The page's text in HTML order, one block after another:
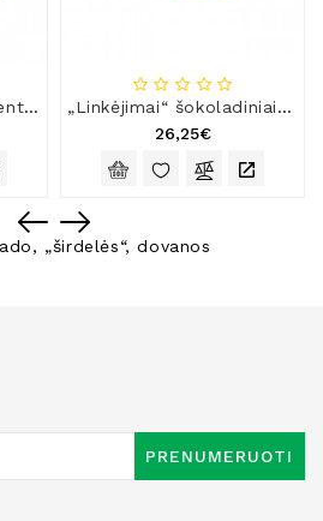
„Gurman‘s“ mano Valentinui, žalioji arbata
„Linkėjimai“ šokoladiniai saldainiai su mangų įdaru
26,25€
, „širdelės“,dovanos
PRENUMERUOTI